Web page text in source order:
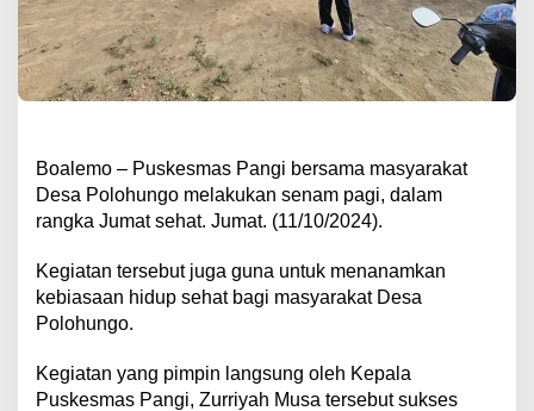
Boalemo – Puskesmas Pangi bersama masyarakat
Desa Polohungo melakukan senam pagi, dalam
rangka Jumat sehat. Jumat. (11/10/2024).
Kegiatan tersebut juga guna untuk menanamkan
kebiasaan hidup sehat bagi masyarakat Desa
Polohungo.
Kegiatan yang pimpin langsung oleh Kepala
Puskesmas Pangi, Zurriyah Musa tersebut sukses